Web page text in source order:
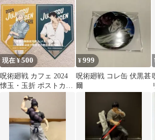
現在 ¥500
呪術廻戦 カフェ 2024
懐玉・玉折 ポストカー
ド 七海建人 伏黒甚爾
¥999
呪術廻戦 コレ缶 伏黒甚
爾